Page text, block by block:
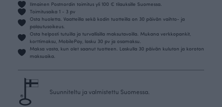
Ilmainen Postnordin toimitus yli 100 € tilauksille Suomessa.
Toimitusaika 1 - 3 pv
Osta huoletta. Vaatteilla sekä kodin tuotteilla on 30 päivän vaihto- ja
palautusoikeus.
Osta helposti tutuilla ja turvallisilla maksutavoilla. Mukana verkkopankit,
korttimaksu, MobilePay, lasku 30 pv ja osamaksu.
Maksa vasta, kun olet saanut tuotteen. Laskulla 30 päivän kuluton ja koroton
maksuaika.
Suunniteltu ja valmistettu Suomessa.